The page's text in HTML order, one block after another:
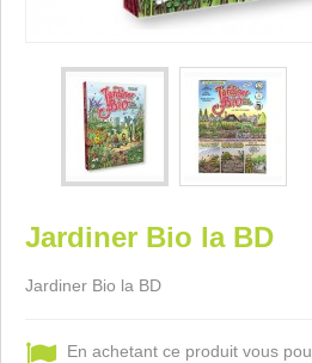
Jardiner Bio la BD
Jardiner Bio la BD
En achetant ce produit vous